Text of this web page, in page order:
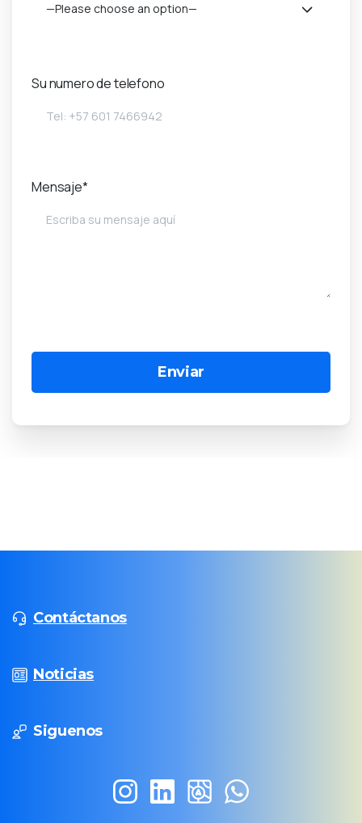
—Please choose an option—
Su numero de telefono
Mensaje*
Contáctanos
Noticias
Siguenos